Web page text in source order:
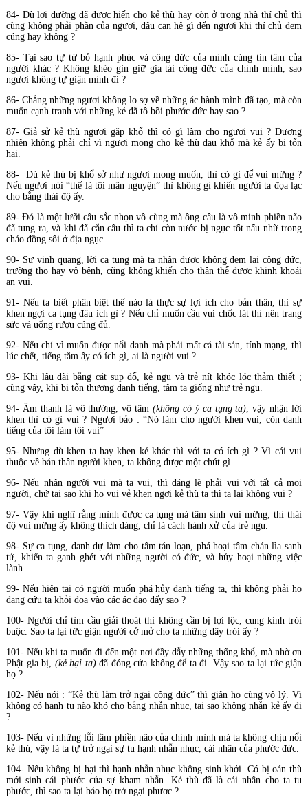
84- Dù lợi dưỡng đã được hiến cho kẻ thù hay còn ở trong nhà thí chủ thì
cũng không phải phần của ngươi, đâu can hệ gì đến ngươi khi thí chủ đem
cúng hay không ?
85- Tại sao tự từ bỏ hạnh phúc và công đức của mình cùng tín tâm của
người khác ? Không khéo gìn giữ gia tài công đức của chính mình, sao
ngươi không tự giận mình đi ?
86- Chẳng những ngươi không lo sợ về những ác hành mình đã tạo, mà còn
muốn cạnh tranh với những kẻ đã tô bồi phước đức hay sao ?
87- Giả sử kẻ thù ngươi gặp khổ thì có gì làm cho ngươi vui ? Đương
nhiên không phải chỉ vì ngươi mong cho kẻ thù đau khổ mà kẻ ấy bị tổn
hại.
88- Dù kẻ thù bị khổ sở như ngươi mong muốn, thì có gì để vui mừng ?
Nếu ngươi nói “thế là tôi mãn nguyện” thì không gì khiến người ta đọa lạc
cho bằng thái độ ấy.
89- Đó là một lưỡi câu sắc nhọn vô cùng mà ông câu là vô minh phiền não
đã tung ra, và khi đã cắn câu thì ta chỉ còn nước bị ngục tốt nấu nhừ trong
chảo đồng sôi ở địa ngục.
90- Sự vinh quang, lời ca tụng mà ta nhận được không đem lại công đức,
trường thọ hay vô bệnh, cũng không khiến cho thân thể được khinh khoái
an vui.
91- Nếu ta biết phân biệt thế nào là thực sự lợi ích cho bản thân, thì sự
khen ngợi ca tụng đâu ích gì ? Nếu chỉ muốn cầu vui chốc lát thì nên trang
sức và uống rượu cũng đủ.
92- Nếu chỉ vì muốn được nổi danh mà phải mất cả tài sản, tính mạng, thì
lúc chết, tiếng tăm ấy có ích gì, ai là người vui ?
93- Khi lâu đài bằng cát sụp đổ, kẻ ngu và trẻ nít khóc lóc thảm thiết ;
cũng vậy, khi bị tổn thương danh tiếng, tâm ta giống như trẻ ngu.
94- Âm thanh là vô thường, vô tâm (không có ý ca tụng ta), vậy nhận lời
khen thì có gì vui ? Ngươi bảo : “Nó làm cho người khen vui, còn danh
tiếng của tôi làm tôi vui”
95- Nhưng dù khen ta hay khen kẻ khác thì với ta có ích gì ? Vì cái vui
thuộc về bản thân người khen, ta không được một chút gì.
96- Nếu nhân người vui mà ta vui, thì đáng lẽ phải vui với tất cả mọi
người, chứ tại sao khi họ vui vẻ khen ngợi kẻ thù ta thì ta lại không vui ?
97- Vậy khi nghĩ rằng mình được ca tụng mà tâm sinh vui mừng, thì thái
độ vui mừng ấy không thích đáng, chỉ là cách hành xử của trẻ ngu.
98- Sự ca tụng, danh dự làm cho tâm tán loạn, phá hoại tâm chán lìa sanh
tử, khiến ta ganh ghét với những người có đức, và hủy hoại những việc
lành.
99- Nếu hiện tại có người muốn phá hủy danh tiếng ta, thì không phải họ
đang cứu ta khỏi đọa vào các ác đạo đấy sao ?
100- Người chỉ tìm cầu giải thoát thì không cần bị lợi lộc, cung kính trói
buộc. Sao ta lại tức giận người cở mở cho ta những dây trói ấy ?
101- Nếu khi ta muốn đi đến một nơi đầy dẫy những thống khổ, mà nhờ ơn
Phật gia bị, (kẻ hại ta)đã đóng cửa không để ta đi. Vậy sao ta lại tức giận
họ ?
102- Nếu nói : “Kẻ thù làm trở ngại công đức” thì giận họ cũng vô lý. Vì
không có hạnh tu nào khó cho bằng nhẫn nhục, tại sao không nhẫn kẻ ấy đi
?
103- Nếu vì những lỗi lầm phiền não của chính mình mà ta không chịu nổi
kẻ thù, vậy là ta tự trở ngại sự tu hạnh nhẫn nhục, cái nhân của phước đức.
104- Nếu không bị hại thì hạnh nhẫn nhục không sinh khởi. Có bị oán thù
mới sinh cái phước của sự kham nhẫn. Kẻ thù đã là cái nhân cho ta tu
phước, thì sao ta lại bảo họ trở ngại phươc ?